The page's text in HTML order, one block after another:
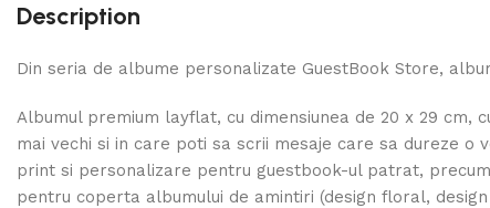
Description
Din seria de albume personalizate GuestBook Store,
Albumul premium layflat, cu dimensiunea de 20 x 29
mai vechi si in care poti sa scrii mesaje care sa dureze
print si personalizare pentru guestbook-ul patrat,
pentru coperta albumului de amintiri (design floral,